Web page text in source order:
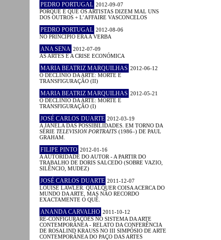
PEDRO PORTUGAL 2012-09-07
PORQUE É QUE OS ARTISTAS DIZEM MAL UNS
DOS OUTROS + L’AFFAIRE VASCONCELOS
PEDRO PORTUGAL 2012-08-06
NO PRINCÍPIO ERA A VERBA
ANA SENA 2012-07-09
AS ARTES E A CRISE ECONÓMICA
MARIA BEATRIZ MARQUILHAS 2012-06-12
O DECLÍNIO DA ARTE: MORTE E
TRANSFIGURAÇÃO (II)
MARIA BEATRIZ MARQUILHAS 2012-05-21
O DECLÍNIO DA ARTE: MORTE E
TRANSFIGURAÇÃO (I)
JOSÉ CARLOS DUARTE 2012-03-19
A JANELA DAS POSSIBILIDADES. EM TORNO DA
SÉRIE TELEVISION PORTRAITS (1986–) DE PAUL
GRAHAM.
FILIPE PINTO 2012-01-16
A AUTORIDADE DO AUTOR - A PARTIR DO
TRABALHO DE DORIS SALCEDO (SOBRE VAZIO,
SILÊNCIO, MUDEZ)
JOSÉ CARLOS DUARTE 2011-12-07
LOUISE LAWLER. QUALQUER COISA ACERCA DO
MUNDO DA ARTE, MAS NÃO RECORDO
EXACTAMENTE O QUÊ.
ANANDA CARVALHO 2011-10-12
RE-CONFIGURAÇÕES NO SISTEMA DA ARTE
CONTEMPORÂNEA - RELATO DA CONFERÊNCIA
DE ROSALIND KRAUSS NO III SIMPÓSIO DE ARTE
CONTEMPORÂNEA DO PAÇO DAS ARTES